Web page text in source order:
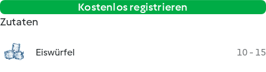
Kostenlos registrieren
Zutaten
Eiswürfel 10 - 15